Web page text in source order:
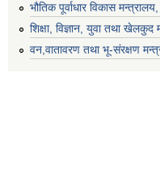
भौतिक पूर्वाधार विकास
शिक्षा, विज्ञान, युवा तथा खेलकुद
वन,वातावरण तथा भू-संरक्षण